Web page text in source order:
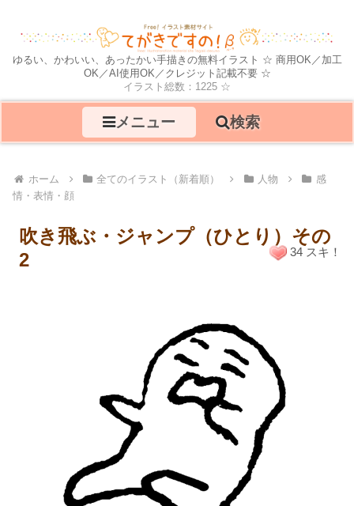
ゆるい、かわいい、あったかい手描きの無料イラスト ☆ 商用OK／加工
OK／AI使用OK／クレジット記載不要 ☆
イラスト総数：1225 ☆
メニュー 検索
ホーム 全てのイラスト（新着順） 人物
感
情・表情・顔
吹き飛ぶ・ジャンプ（ひとり）その
2
34 スキ！